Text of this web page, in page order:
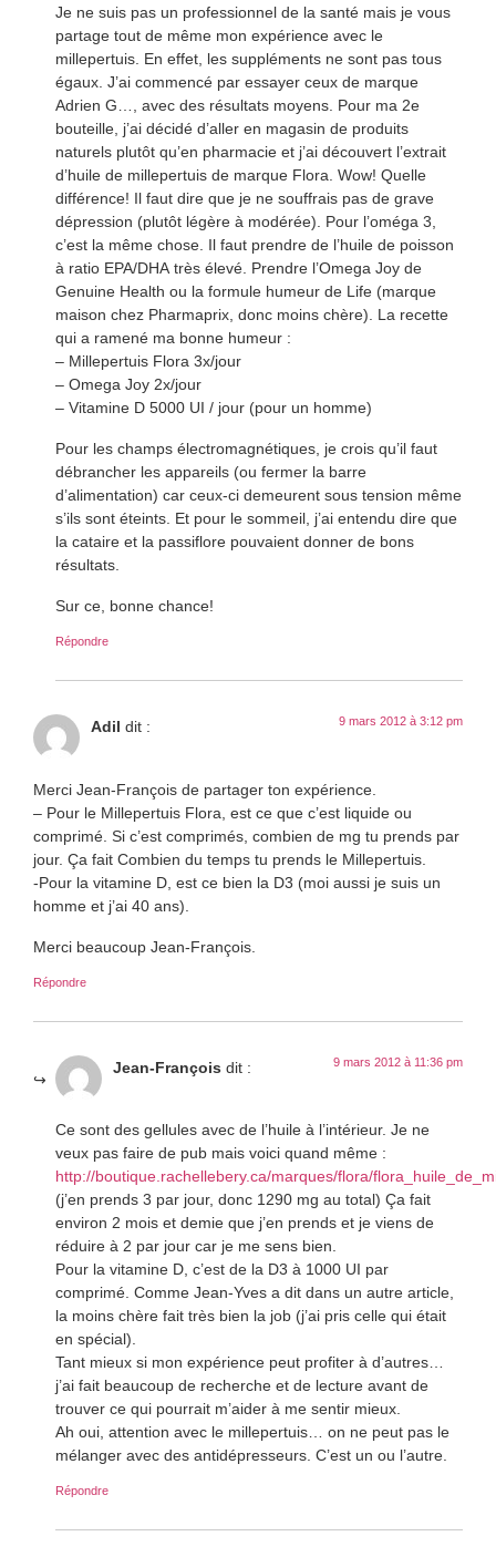
Je ne suis pas un professionnel de la santé mais je vous
partage tout de même mon expérience avec le
millepertuis. En effet, les suppléments ne sont pas tous
égaux. J’ai commencé par essayer ceux de marque
Adrien G…, avec des résultats moyens. Pour ma 2e
bouteille, j’ai décidé d’aller en magasin de produits
naturels plutôt qu’en pharmacie et j’ai découvert l’extrait
d’huile de millepertuis de marque Flora. Wow! Quelle
différence! Il faut dire que je ne souffrais pas de grave
dépression (plutôt légère à modérée). Pour l’oméga 3,
c’est la même chose. Il faut prendre de l’huile de poisson
à ratio EPA/DHA très élevé. Prendre l’Omega Joy de
Genuine Health ou la formule humeur de Life (marque
maison chez Pharmaprix, donc moins chère). La recette
qui a ramené ma bonne humeur :
– Millepertuis Flora 3x/jour
– Omega Joy 2x/jour
– Vitamine D 5000 UI / jour (pour un homme)
Pour les champs électromagnétiques, je crois qu’il faut
débrancher les appareils (ou fermer la barre
d’alimentation) car ceux-ci demeurent sous tension même
s’ils sont éteints. Et pour le sommeil, j’ai entendu dire que
la cataire et la passiflore pouvaient donner de bons
résultats.
Sur ce, bonne chance!
Répondre
Adil dit : 9 mars 2012 à 3:12 pm
Merci Jean-François de partager ton expérience.
– Pour le Millepertuis Flora, est ce que c’est liquide ou
comprimé. Si c’est comprimés, combien de mg tu prends par
jour. Ça fait Combien du temps tu prends le Millepertuis.
-Pour la vitamine D, est ce bien la D3 (moi aussi je suis un
homme et j’ai 40 ans).
Merci beaucoup Jean-François.
Répondre
Jean-François dit : 9 mars 2012 à 11:36 pm
Ce sont des gellules avec de l’huile à l’intérieur. Je ne
veux pas faire de pub mais voici quand même :
http://boutique.rachellebery.ca/marques/flora/
(j’en prends 3 par jour, donc 1290 mg au total) Ça fait
environ 2 mois et demie que j’en prends et je viens de
réduire à 2 par jour car je me sens bien.
Pour la vitamine D, c’est de la D3 à 1000 UI par
comprimé. Comme Jean-Yves a dit dans un autre article,
la moins chère fait très bien la job (j’ai pris celle qui était
en spécial).
Tant mieux si mon expérience peut profiter à d’autres…
j’ai fait beaucoup de recherche et de lecture avant de
trouver ce qui pourrait m’aider à me sentir mieux.
Ah oui, attention avec le millepertuis… on ne peut pas le
mélanger avec des antidépresseurs. C’est un ou l’autre.
Répondre